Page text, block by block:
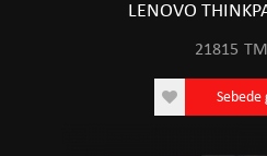
LENOVO
21815
Sebede